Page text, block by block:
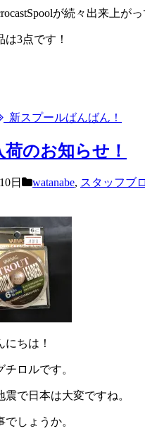
が続々出来上がっ
3点です！
新スプールばんばん！
荷のお知らせ！
日 watanabe, スタッフブ
にちは！
ロルです。
震で日本は大変ですね。
しょうか。